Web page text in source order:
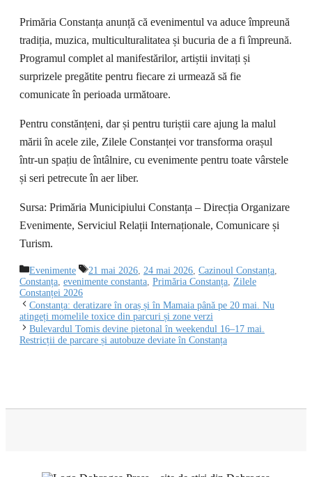
Primăria Constanța anunță că evenimentul va aduce împreună
tradiția, muzica, multiculturalitatea și bucuria de a fi împreună.
Programul complet al manifestărilor, artiștii invitați și
surprizele pregătite pentru fiecare zi urmează să fie
comunicate în perioada următoare.
Pentru constănțeni, dar și pentru turiștii care ajung la malul
mării în acele zile, Zilele Constanței vor transforma orașul
într-un spațiu de întâlnire, cu evenimente pentru toate vârstele
și seri petrecute în aer liber.
Sursa: Primăria Municipiului Constanța – Direcția Organizare
Evenimente, Serviciul Relații Internaționale, Comunicare și
Turism.
Categorii
Evenimente Etichete
21 mai 2026, 24 mai 2026, Cazinoul Constanța,
Constanța, evenimente constanta, Primăria Constanța, Zilele
Constanței 2026
Constanța: deratizare în oraș și în Mamaia până pe 20 mai. Nu
atingeți momelile toxice din parcuri și zone verzi
Bulevardul Tomis devine pietonal în weekendul 16–17 mai.
Restricții de parcare și autobuze deviate în Constanța